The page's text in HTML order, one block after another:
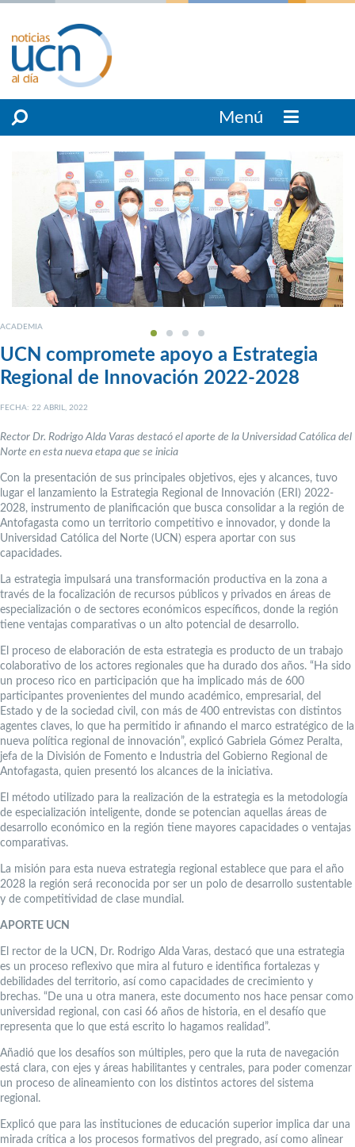
Menú
ACADEMIA
UCN compromete apoyo a Estrategia
Regional de Innovación 2022-2028
FECHA: 22 ABRIL, 2022
Rector Dr. Rodrigo Alda Varas destacó el aporte de la Universidad Católica del
Norte en esta nueva etapa que se inicia
Con la presentación de sus principales objetivos, ejes y alcances, tuvo
lugar el lanzamiento la Estrategia Regional de Innovación (ERI) 2022-
2028, instrumento de planificación que busca consolidar a la región de
Antofagasta como un territorio competitivo e innovador, y donde la
Universidad Católica del Norte (UCN) espera aportar con sus
capacidades.
La estrategia impulsará una transformación productiva en la zona a
través de la focalización de recursos públicos y privados en áreas de
especialización o de sectores económicos específicos, donde la región
tiene ventajas comparativas o un alto potencial de desarrollo.
El proceso de elaboración de esta estrategia es producto de un trabajo
colaborativo de los actores regionales que ha durado dos años. “Ha sido
un proceso rico en participación que ha implicado más de 600
participantes provenientes del mundo académico, empresarial, del
Estado y de la sociedad civil, con más de 400 entrevistas con distintos
agentes claves, lo que ha permitido ir afinando el marco estratégico de la
nueva política regional de innovación”, explicó Gabriela Gómez Peralta,
jefa de la División de Fomento e Industria del Gobierno Regional de
Antofagasta, quien presentó los alcances de la iniciativa.
El método utilizado para la realización de la estrategia es la metodología
de especialización inteligente, donde se potencian aquellas áreas de
desarrollo económico en la región tiene mayores capacidades o ventajas
comparativas.
La misión para esta nueva estrategia regional establece que para el año
2028 la región será reconocida por ser un polo de desarrollo sustentable
y de competitividad de clase mundial.
APORTE UCN
El rector de la UCN, Dr. Rodrigo Alda Varas, destacó que una estrategia
es un proceso reflexivo que mira al futuro e identifica fortalezas y
debilidades del territorio, así como capacidades de crecimiento y
brechas. “De una u otra manera, este documento nos hace pensar como
universidad regional, con casi 66 años de historia, en el desafío que
representa que lo que está escrito lo hagamos realidad”.
Añadió que los desafíos son múltiples, pero que la ruta de navegación
está clara, con ejes y áreas habilitantes y centrales, para poder comenzar
un proceso de alineamiento con los distintos actores del sistema
regional.
Explicó que para las instituciones de educación superior implica dar una
mirada crítica a los procesos formativos del pregrado, así como alinear